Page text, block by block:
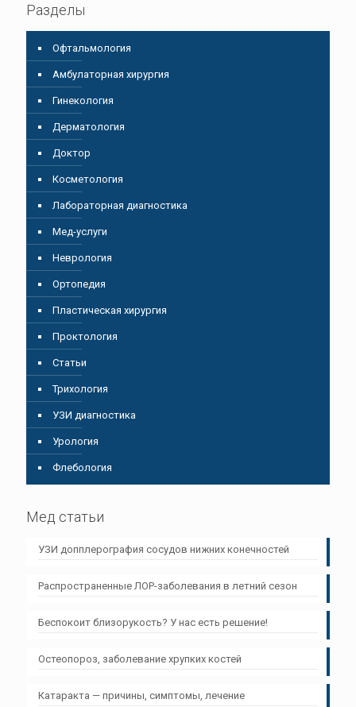
Разделы
Oфтальмология
Амбулаторная хирургия
Гинекология
Дерматология
Доктор
Косметология
Лабораторная диагностика
Мед-услуги
Неврология
Ортопедия
Пластическая хирургия
Проктология
Статьи
Трихология
УЗИ диагностика
Урология
Флебология
Мед статьи
УЗИ допплерография сосудов нижних конечностей
Распространенные ЛОР-заболевания в летний сезон
Беспокоит близорукость? У нас есть решение!
Остеопороз, заболевание хрупких костей
Катаракта — причины, симптомы, лечение